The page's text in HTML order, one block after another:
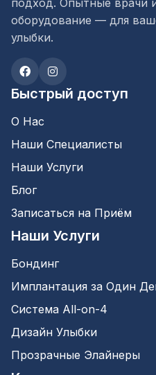
подход. Опытные врачи
оборудование — для
улыбки.
Быстрый доступ
О Нас
Наши Специалисты
Наши Услуги
Блог
Записаться на Приём
Наши Услуги
Бондинг
Имплантация за Один
Система All-on-4
Дизайн Улыбки
Прозрачные Элайнеры